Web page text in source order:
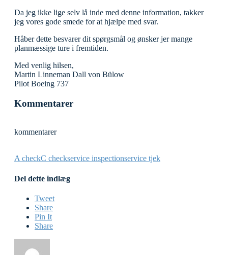
Da jeg ikke lige selv lå inde med denne information, takker
jeg vores gode smede for at hjælpe med svar.
Håber dette besvarer dit spørgsmål og ønsker jer mange
planmæssige ture i fremtiden.
Med venlig hilsen,
Martin Linneman Dall von Bülow
Pilot Boeing 737
Kommentarer
kommentarer
A checkC checkservice inspectionservice tjek
Del dette indlæg
Tweet
Share
Pin It
Share